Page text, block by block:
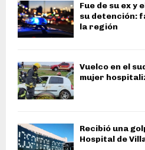
Fue de su ex y
su detención:
la región
Vuelco en el
mujer
Recibió una
Hospital de